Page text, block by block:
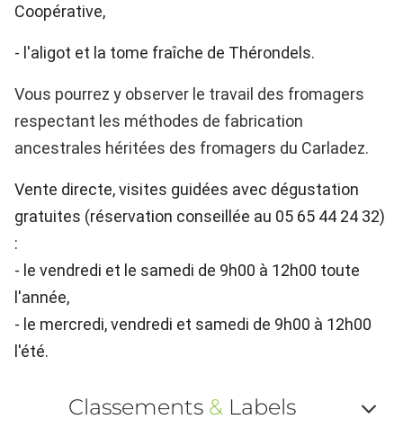
Coopérative,
- l'aligot et la tome fraîche de Thérondels.
Vous pourrez y observer le travail des fromagers
respectant les méthodes de fabrication
ancestrales héritées des fromagers du Carladez.
Vente directe, visites guidées avec dégustation
gratuites (réservation conseillée au 05 65 44 24 32)
:
- le vendredi et le samedi de 9h00 à 12h00 toute
l'année,
- le mercredi, vendredi et samedi de 9h00 à 12h00
l'été.
Classements & Labels